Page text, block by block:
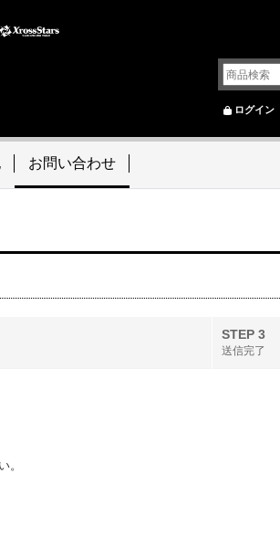
ログイン
お問い合わせ
STEP 3
送信完了
。